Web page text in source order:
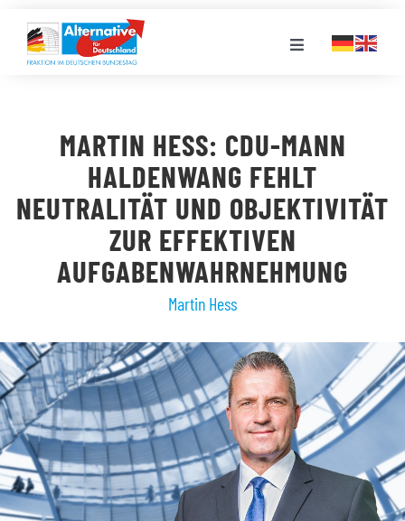
Inhalt
springen
Toggle
LANDESGRUPPEN
VERANSTALTUNGEN
PRESSE
STELLENPORTAL
MEDIATHEK
MARTIN HESS: CDU-MANN
HALDENWANG FEHLT
NEUTRALITÄT UND OBJEKTIVITÄT
ZUR EFFEKTIVEN
AUFGABENWAHRNEHMUNG
Martin Hess